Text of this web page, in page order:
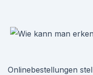
Onlinebestellungen